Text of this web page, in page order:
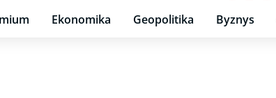
Ekonomika Geopolitika Byznys